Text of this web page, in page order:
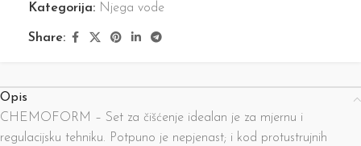
Kategorija: Njega vode
Share:
Opis
CHEMOFORM – Set za čišćenje idealan je za mjernu i
regulacijsku tehniku. Potpuno je nepjenast; i kod protustrujnih